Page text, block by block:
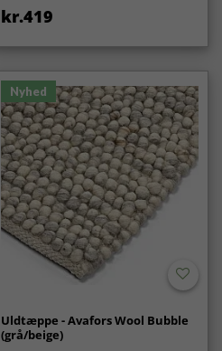
kr.419
Nyhed
Uldtæppe - Avafors Wool Bubble
(grå/beige)